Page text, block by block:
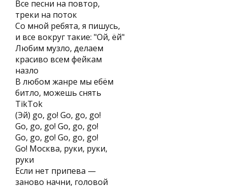
Все песни на повтор,
треки на поток
Со мной ребята, я пишусь,
и все вокруг такие: "Ой, ёй"
Любим музло, делаем
красиво всем фейкам
назло
В любом жанре мы ебём
битло, можешь снять
TikTok
(Эй) go, go! Go, go, go!
Go, go, go! Go, go, go!
Go, go, go! Go, go, go!
Go! Москва, руки, руки,
руки
Если нет припева —
заново начни, головой